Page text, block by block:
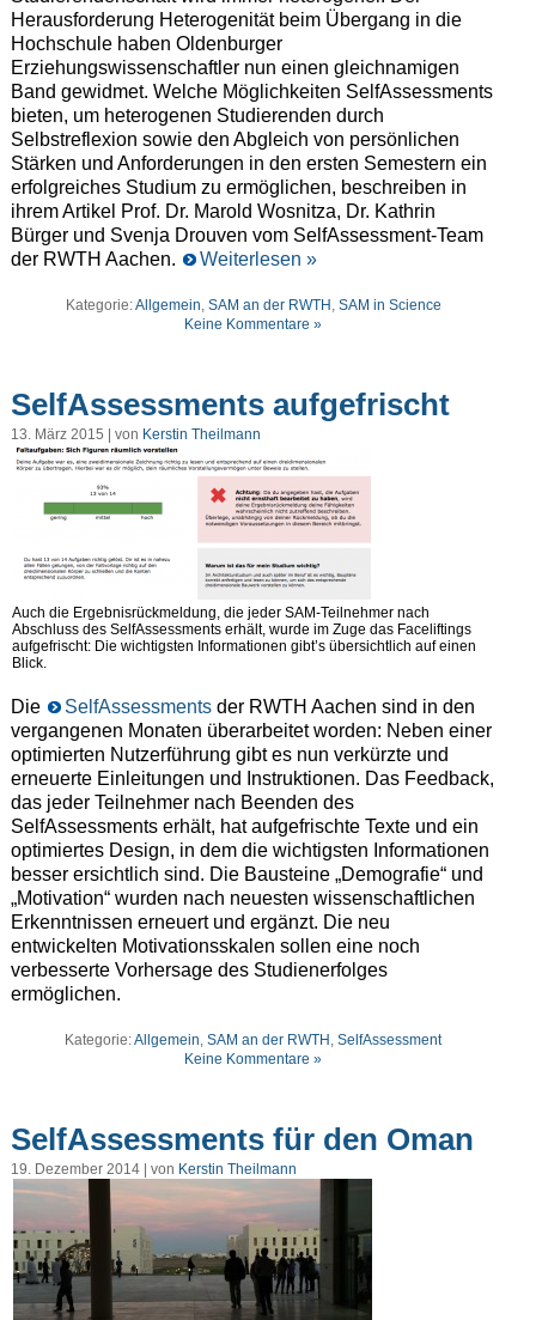
Herausforderung Heterogenität beim Übergang in die
Hochschule haben Oldenburger
Erziehungswissenschaftler nun einen gleichnamigen
Band gewidmet. Welche Möglichkeiten SelfAssessments
bieten, um heterogenen Studierenden durch
Selbstreflexion sowie den Abgleich von persönlichen
Stärken und Anforderungen in den ersten Semestern ein
erfolgreiches Studium zu ermöglichen, beschreiben in
ihrem Artikel Prof. Dr. Marold Wosnitza, Dr. Kathrin
Bürger und Svenja Drouven vom SelfAssessment-Team
der RWTH Aachen.
Weiterlesen »
Kategorie:Allgemein SAM an der RWTH SAM in Science
Keine Kommentare »
SelfAssessments aufgefrischt
13. März 2015 | von Kerstin Theilmann
Auch die Ergebnisrückmeldung, die jeder SAM-Teilnehmer nach
Abschluss des SelfAssessments erhält, wurde im Zuge das Faceliftings
aufgefrischt: Die wichtigsten Informationen gibt’s übersichtlich auf einen
Blick.
Die SelfAssessmentsder RWTH Aachen sind in den
vergangenen Monaten überarbeitet worden: Neben einer
optimierten Nutzerführung gibt es nun verkürzte und
erneuerte Einleitungen und Instruktionen. Das Feedback,
das jeder Teilnehmer nach Beenden des
SelfAssessments erhält, hat aufgefrischte Texte und ein
optimiertes Design, in dem die wichtigsten Informationen
besser ersichtlich sind. Die Bausteine „Demografie“ und
„Motivation“ wurden nach neuesten wissenschaftlichen
Erkenntnissen erneuert und ergänzt. Die neu
entwickelten Motivationsskalen sollen eine noch
verbesserte Vorhersage des Studienerfolges
ermöglichen.
Kategorie:Allgemein ,SAM an der RWTH ,SelfAssessment
Keine Kommentare »
SelfAssessments für den Oman
19. Dezember 2014 | von Kerstin Theilmann